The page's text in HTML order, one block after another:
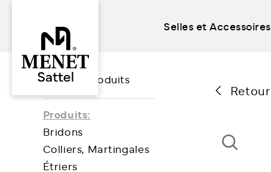
Skip
Selles et Accessoires
Tous les produits
Produits:
Bridons
Colliers, Martingales
Étriers
Retour